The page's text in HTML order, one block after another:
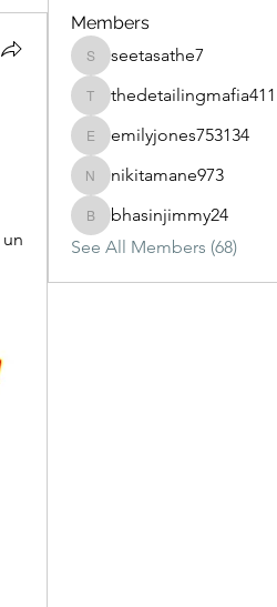
Members
seetasathe7
seetasathe7
thedetailingmafia411
thedetailingmafia411
emilyjones753134
emilyjones753134
nikitamane973
nikitamane973
bhasinjimmy24
bhasinjimmy24
See All Members (68)